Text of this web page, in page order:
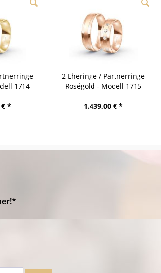
1714
€ *
2 Eheringe / Partnerringe
Roségold - Modell 1715
1.439,00 € *